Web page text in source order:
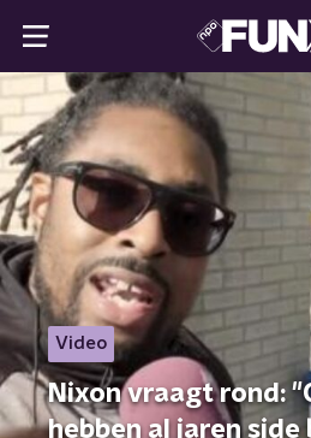
Video
Nixon vraagt rond:
hebben al jaren side